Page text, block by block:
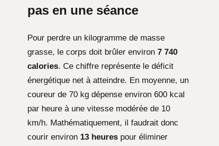
pas en une séance
Pour perdre un kilogramme de masse
grasse, le corps doit brûler environ 7 740
calories. Ce chiffre représente le déficit
énergétique net à atteindre. En moyenne, un
coureur de 70 kg dépense environ 600 kcal
par heure à une vitesse modérée de 10
km/h. Mathématiquement, il faudrait donc
courir environ 13 heures pour éliminer